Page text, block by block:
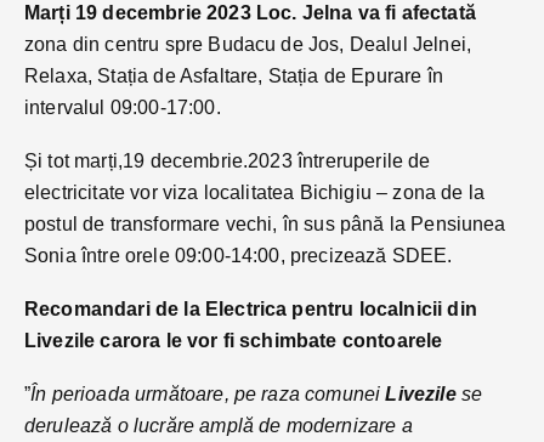
Marți 19 decembrie 2023 Loc. Jelna va fi afectată
zona din centru spre Budacu de Jos, Dealul Jelnei,
Relaxa, Stația de Asfaltare, Stația de Epurare în
intervalul 09:00-17:00.
Și tot marți,19 decembrie.2023 întreruperile de
electricitate vor viza localitatea Bichigiu – zona de la
postul de transformare vechi, în sus până la Pensiunea
Sonia între orele 09:00-14:00, precizează SDEE.
Recomandari de la Electrica pentru localnicii din
Livezile carora le vor fi schimbate contoarele
”În perioada următoare, pe raza comunei Livezilese
derulează o lucrăre amplă de modernizare a